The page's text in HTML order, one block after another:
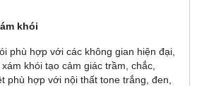
khói
phù hợp với các không gian hiện đại,
khói tạo cảm giác trầm, chắc,
phù hợp với nội thất tone trắng, đen,